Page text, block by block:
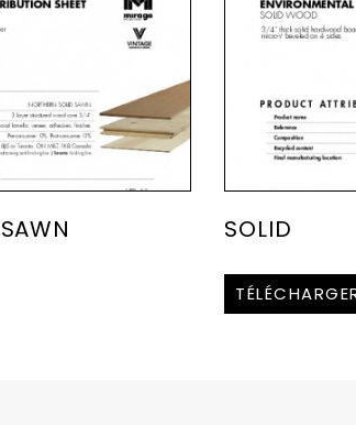
SOLID